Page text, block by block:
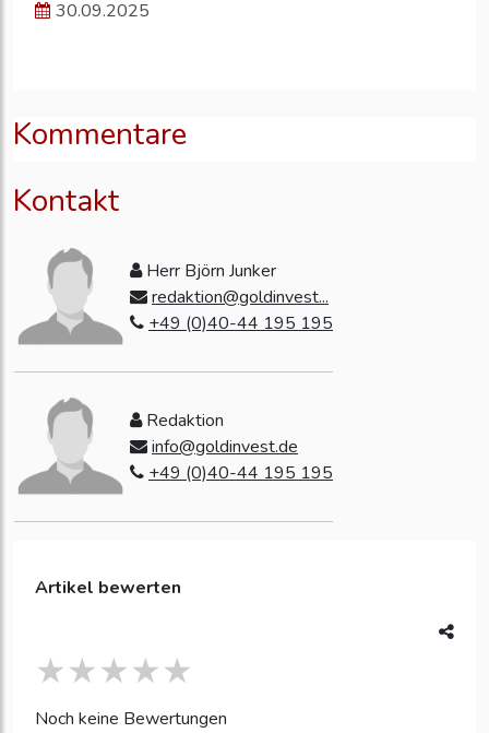
30.09.2025
Kommentare
Kontakt
Herr Björn Junker
redaktion@goldinvest...
+49 (0)40-44 195 195
Redaktion
info@goldinvest.de
+49 (0)40-44 195 195
Artikel bewerten
Noch keine Bewertungen